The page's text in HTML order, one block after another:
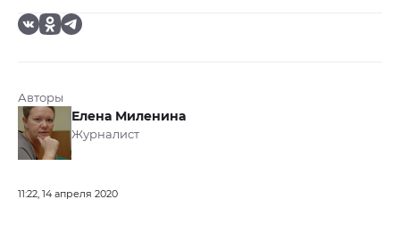
Авторы
Елена Миленина
Журналист
11:22, 14 апреля 2020